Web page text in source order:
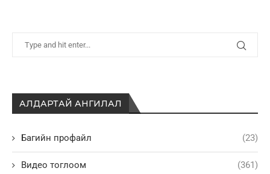
АЛДАРТАЙ АНГИЛАЛ
Багийн профайл (23)
Видео тоглоом (361)